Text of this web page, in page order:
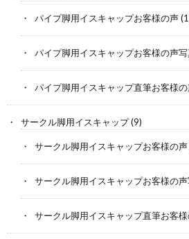
パイプ脚用イスキャップお客様の声
パイプ脚用イスキャップお客様の声
パイプ脚用イスキャップ直筆お客様
サークル脚用イスキャップ(9)
サークル脚用イスキャップお客様の声
サークル脚用イスキャップお客様の
サークル脚用イスキャップ直筆お客